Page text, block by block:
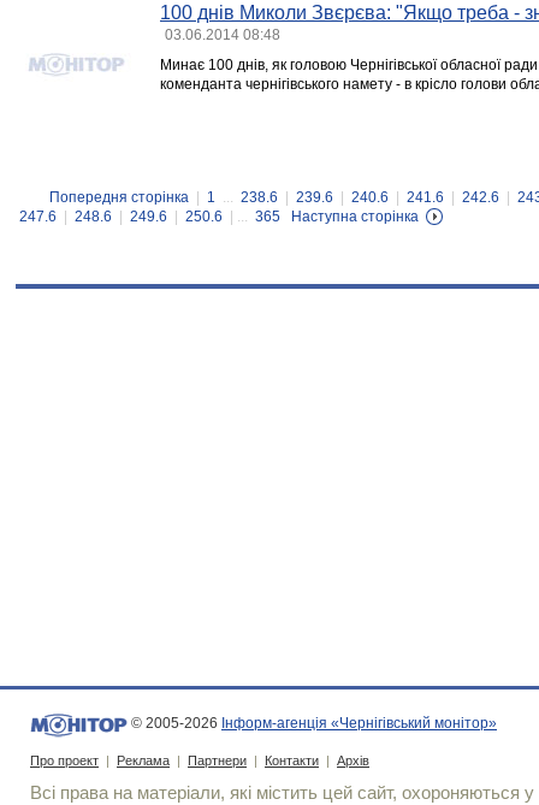
100 днів Миколи Звєрєва: "Якщо треба -
03.06.2014 08:48
Минає 100 днів, як головою Чернігівської обласної
коменданта чернігівського намету - в крісло голови
Попередня сторінка 1 ... 238.6 239.6 240.6 241.6 242.6
247.6
248.6 249.6 250.6 | ... 365 Наступна сторінка
© 2005-2026 Інформ-агенція «Чернігівський монітор»
Про проект | Реклама | Партнери | Контакти | Архів
Всі права на матеріали, які містить цей сайт, охороняються у